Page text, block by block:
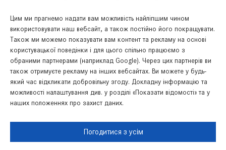
Цим ми прагнемо надати вам можливість найліпшим чином
використовувати наш вебсайт, а також постійно його покращувати.
Також ми можемо показувати вам контент та рекламу на основі
користувацької поведінки і для цього спільно працюємо з
обраними партнерами (наприклад Google). Через цих партнерів ви
також отримуєте рекламу на інших вебсайтах. Ви можете у будь-
який час відкликати добровільну згоду. Докладну інформацію та
можливості налаштування див. у розділі «Показати відомості» та у
наших положеннях про захист даних.
Погодитися з усім
Українська Російська
Правова інформація